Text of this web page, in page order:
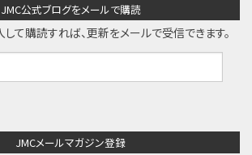
JMC公式ブログをメールで購読
て購読すれば、更新をメールで受信できます。
JMCメールマガジン登録